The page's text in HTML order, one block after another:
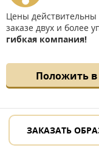
Цены действительны
заказе двух и более
гибкая компания!
Положить в
ЗАКАЗАТЬ